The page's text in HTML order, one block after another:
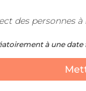
des personnes à
à une date